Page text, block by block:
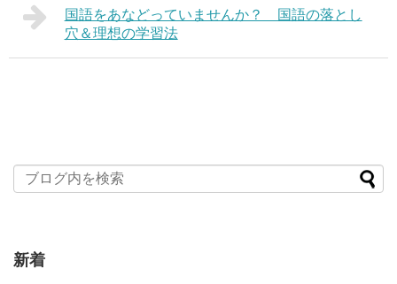
国語をあなどっていませんか？ 国語の落とし
穴＆理想の学習法
新着